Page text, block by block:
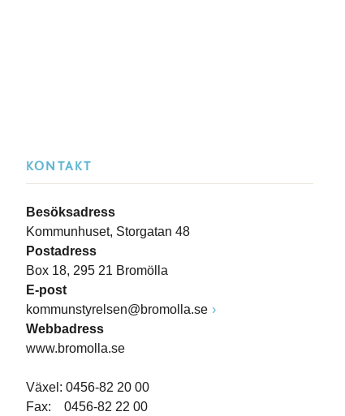
KONTAKT
Besöksadress
Kommunhuset, Storgatan 48
Postadress
Box 18, 295 21 Bromölla
E-post
kommunstyrelsen@bromolla.se
Webbadress
www.bromolla.se
Växel: 0456-82 20 00
Fax: 0456-82 22 00